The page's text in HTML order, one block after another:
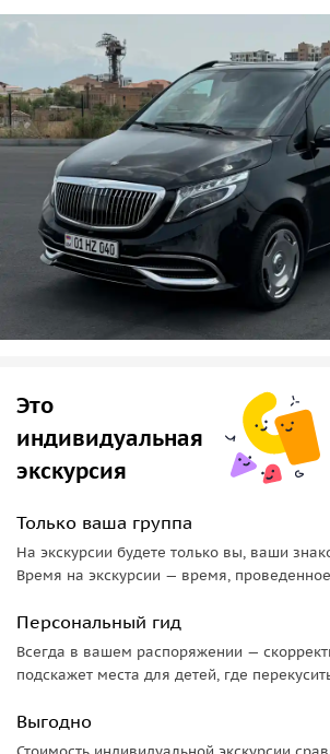
Это
индивидуальная
экскурсия
Только ваша группа
На экскурсии будете только вы, ваши
Время на экскурсии — время,
Персональный гид
Всегда в вашем распоряжении —
подскажет места для детей, где
Выгодно